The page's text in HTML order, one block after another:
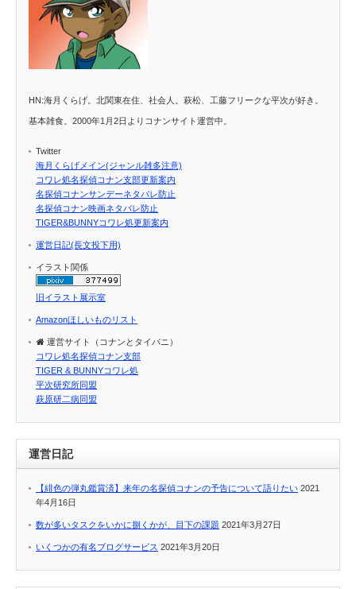
HN:海月くらげ。北関東在住、社会人。萩松、工藤フリークな平次が好き。
基本雑食。2000年1月2日よりコナンサイト運営中。
Twitter
海月くらげメイン(ジャンル雑多注意)
コワレ処名探偵コナン支部更新案内
名探偵コナンサンデーネタバレ防止
名探偵コナン映画ネタバレ防止
TIGER&BUNNYコワレ処更新案内
運営日記(長文投下用)
イラスト関係
旧イラスト展示室
Amazonほしいものリスト
運営サイト（コナンとタイバニ）
コワレ処名探偵コナン支部
TIGER & BUNNYコワレ処
平次研究所同盟
萩原研二病同盟
運営日記
【緋色の弾丸鑑賞済】来年の名探偵コナンの予告について語りたい 2021
年4月16日
数が多いタスクをいかに捌くかが、目下の課題 2021年3月27日
いくつかの有名ブログサービス 2021年3月20日